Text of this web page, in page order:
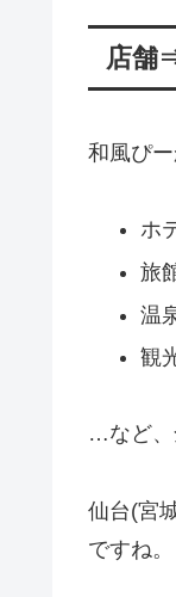
店舗
和風ぴー
ホ
旅
温
観
…など、
仙台(宮
ですね。